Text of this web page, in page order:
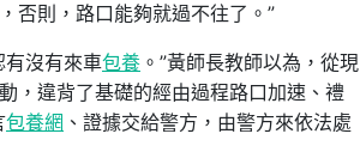
否則，路口能夠就過不往了。”
有沒有來車包養 。”黃師長教師以為，從現
，違背了基礎的經由過程路口加速、禮
包養網 、證據交給警方，由警方來依法處